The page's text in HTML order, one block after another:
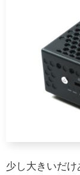
少し大きいだ